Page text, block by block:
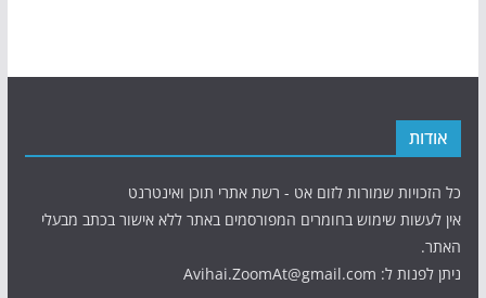
אודות
כל הזכויות שמורות לזום אט - רשת אתרי תוכן ואינטרנט
אין לעשות שימוש בחומרים המפורסמים באתר ללא אישור בכתב מבעלי
האתר.
ניתן לפנות ל: Avihai.ZoomAt@gmail.com